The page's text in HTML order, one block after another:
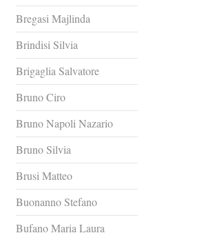
Bregasi Majlinda
Brindisi Silvia
Brigaglia Salvatore
Bruno Ciro
Bruno Napoli Nazario
Bruno Silvia
Brusi Matteo
Buonanno Stefano
Bufano Maria Laura